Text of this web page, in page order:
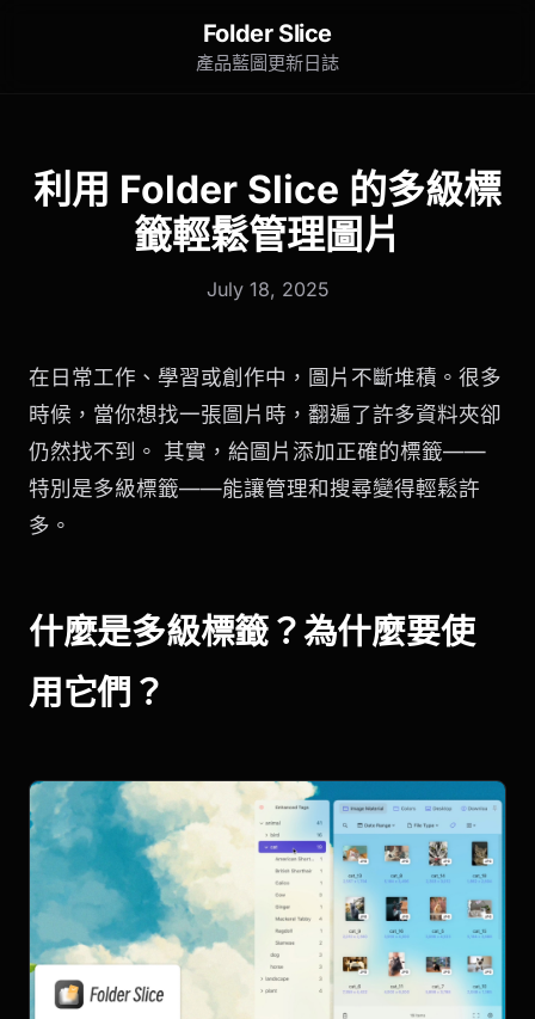
Folder Slice
產品藍圖更新日誌
利用 Folder Slice 的多級標
籤輕鬆管理圖片
July 18, 2025
在日常工作、學習或創作中，圖片不斷堆積。很多
時候，當你想找一張圖片時，翻遍了許多資料夾卻
仍然找不到。 其實，給圖片添加正確的標籤——
特別是多級標籤——能讓管理和搜尋變得輕鬆許
多。
什麼是多級標籤？為什麼要使
用它們？